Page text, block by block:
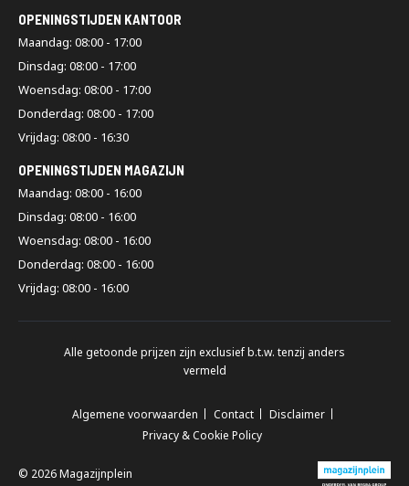
OPENINGSTIJDEN KANTOOR
Maandag: 08:00 - 17:00
Dinsdag: 08:00 - 17:00
Woensdag: 08:00 - 17:00
Donderdag: 08:00 - 17:00
Vrijdag: 08:00 - 16:30
OPENINGSTIJDEN MAGAZIJN
Maandag: 08:00 - 16:00
Dinsdag: 08:00 - 16:00
Woensdag: 08:00 - 16:00
Donderdag: 08:00 - 16:00
Vrijdag: 08:00 - 16:00
Alle getoonde prijzen zijn exclusief b.t.w. tenzij anders
vermeld
Algemene voorwaarden Contact
Disclaimer
Privacy & Cookie Policy
© 2026 Magazijnplein